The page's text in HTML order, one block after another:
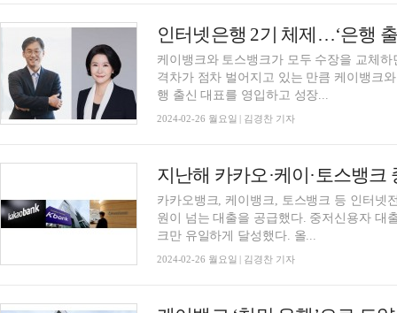
케이뱅크와 토스뱅크가 모두 수장을 교체
격차가 점차 벌어지고 있는 만큼 케이뱅크
행 출신 대표를 영입하고 성장...
2024-02-26 월요일 | 김경찬 기자
카카오뱅크, 케이뱅크, 토스뱅크 등 인터넷
원이 넘는 대출을 공급했다. 중저신용자 대
크만 유일하게 달성했다. 올...
2024-02-26 월요일 | 김경찬 기자